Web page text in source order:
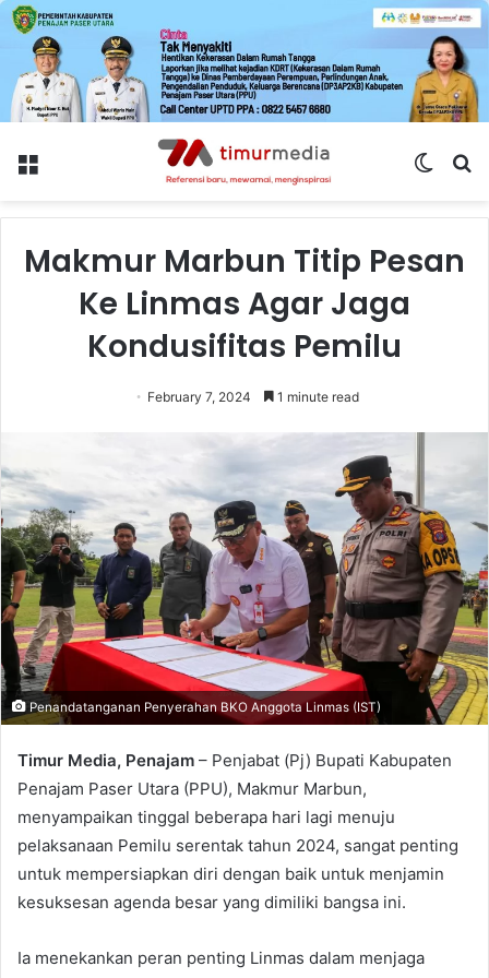
Menu
Switch
Makmur Marbun Titip Pesan
Ke Linmas Agar Jaga
Kondusifitas Pemilu
February 7, 2024 1 minute read
Penandatanganan Penyerahan BKO Anggota Linmas (IST)
Timur Media, Penajam – Penjabat (Pj) Bupati Kabupaten
Penajam Paser Utara (PPU), Makmur Marbun,
menyampaikan tinggal beberapa hari lagi menuju
pelaksanaan Pemilu serentak tahun 2024, sangat penting
untuk mempersiapkan diri dengan baik untuk menjamin
kesuksesan agenda besar yang dimiliki bangsa ini.
Ia menekankan peran penting Linmas dalam menjaga